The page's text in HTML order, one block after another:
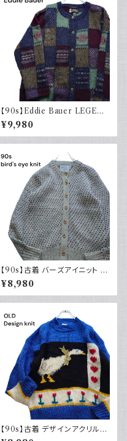
【90s】Eddie Bauer LEGEN
D エディーバウアー レジェンド
総柄ニット カーディガン ウール
レトロ 90年代
¥9,980
【90s】古着 バーズアイニット カ
ーディガン ベージュ ヴィンテー
ジ セーター ウール
¥8,980
【90s】古着 デザインアクリルニ
ット レトロ アニマル柄 ブルー ブ